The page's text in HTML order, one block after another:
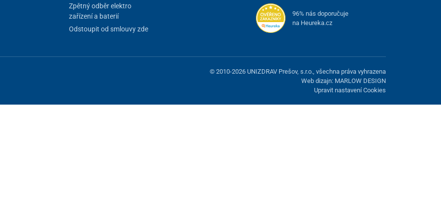
Zpětný odběr elektro
zařízení a baterií
Odstoupit od smlouvy zde
96% nás doporučuje
na Heureka.cz
© 2010-2026 UNIZDRAV Prešov, s.r.o., všechna práva vyhrazena
Web dizajn: MARLOW DESIGN
Upravit nastavení Cookies